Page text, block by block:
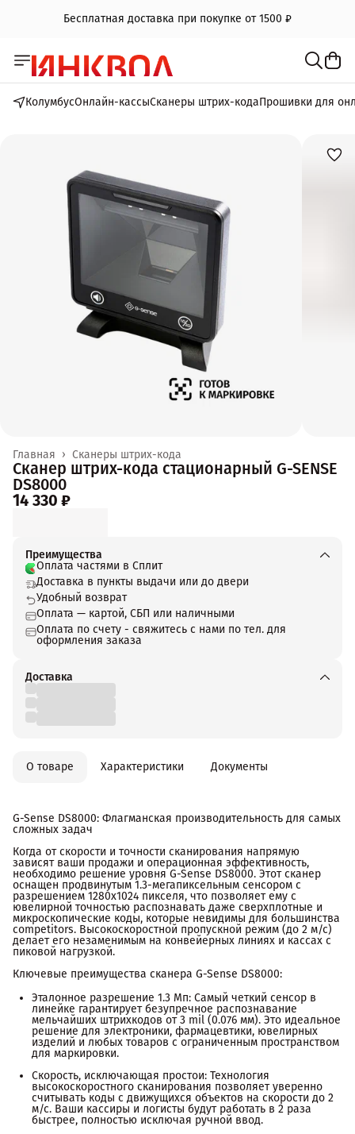
Бесплатная доставка при покупке от 1500 ₽
КолумбусОнлайн-кассыСканеры штрих-кодаПрошивки для
Сканеры штрих-кода
Главная ›
Сканер штрих-кода стационарный G-SENSE
DS8000
14 330 ₽
Преимущества
Оплата частями в Сплит
Доставка в пункты выдачи или до двери
Удобный возврат
Оплата — картой, СБП или наличными
Оплата по счету - свяжитесь с нами по тел. для
оформления заказа
Доставка
О товаре Характеристики Документы
G-Sense DS8000: Флагманская производительность для самых
сложных задач
Когда от скорости и точности сканирования напрямую
зависят ваши продажи и операционная эффективность,
необходимо решение уровня G-Sense DS8000. Этот сканер
оснащен продвинутым 1.3-мегапиксельным сенсором с
разрешением 1280x1024 пикселя, что позволяет ему с
ювелирной точностью распознавать даже сверхплотные и
микроскопические коды, которые невидимы для большинства
competitors. Высокоскоростной пропускной режим (до 2 м/с)
делает его незаменимым на конвейерных линиях и кассах с
пиковой нагрузкой.
Ключевые преимущества сканера G-Sense DS8000:
Эталонное разрешение 1.3 Мп: Самый четкий сенсор в
линейке гарантирует безупречное распознавание
мельчайших штрихкодов от 3 mil (0.076 мм). Это идеальное
решение для электроники, фармацевтики, ювелирных
изделий и любых товаров с ограниченным пространством
для маркировки.
Скорость, исключающая простои: Технология
высокоскоростного сканирования позволяет уверенно
считывать коды с движущихся объектов на скорости до 2
м/с. Ваши кассиры и логисты будут работать в 2 раза
быстрее, полностью исключая ручной ввод.